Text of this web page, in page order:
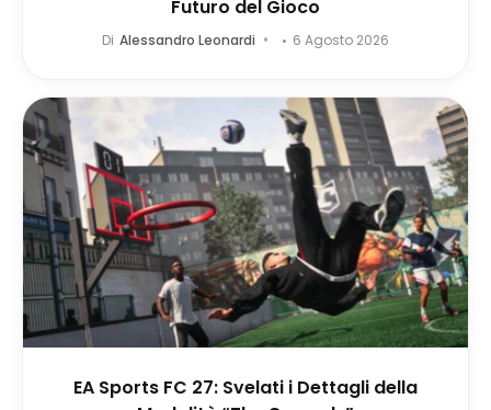
Futuro del Gioco
Di Alessandro Leonardi 6 Agosto 2026
EA Sports FC 27: Svelati i Dettagli della